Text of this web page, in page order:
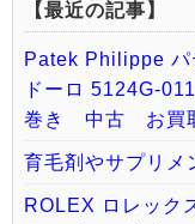
【最近の記事】
Patek Philippe パ
ドーロ 5124G-
巻き 中古 お買取
育毛剤やサプリメ
ROLEX ロレック